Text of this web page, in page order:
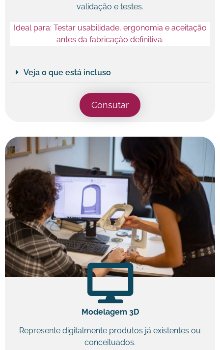
validação e testes.
Ideal para: Testar usabilidade, ergonomia e aceitação
antes da fabricação definitiva.
Veja o que está incluso
Consutar
Modelagem 3D
Represente digitalmente produtos já existentes ou
conceituados.